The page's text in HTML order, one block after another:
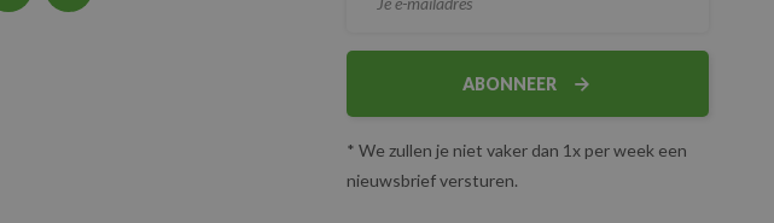
ABONNEER
* We zullen je niet vaker dan 1x per week een
nieuwsbrief versturen.